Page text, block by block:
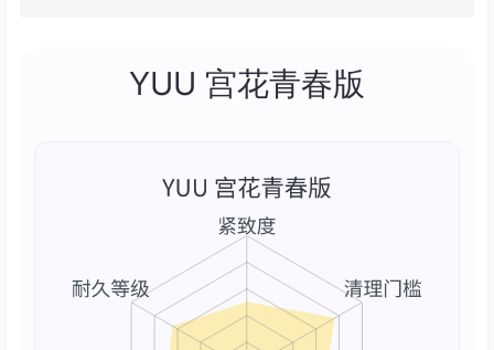
YUU 宫花青春版